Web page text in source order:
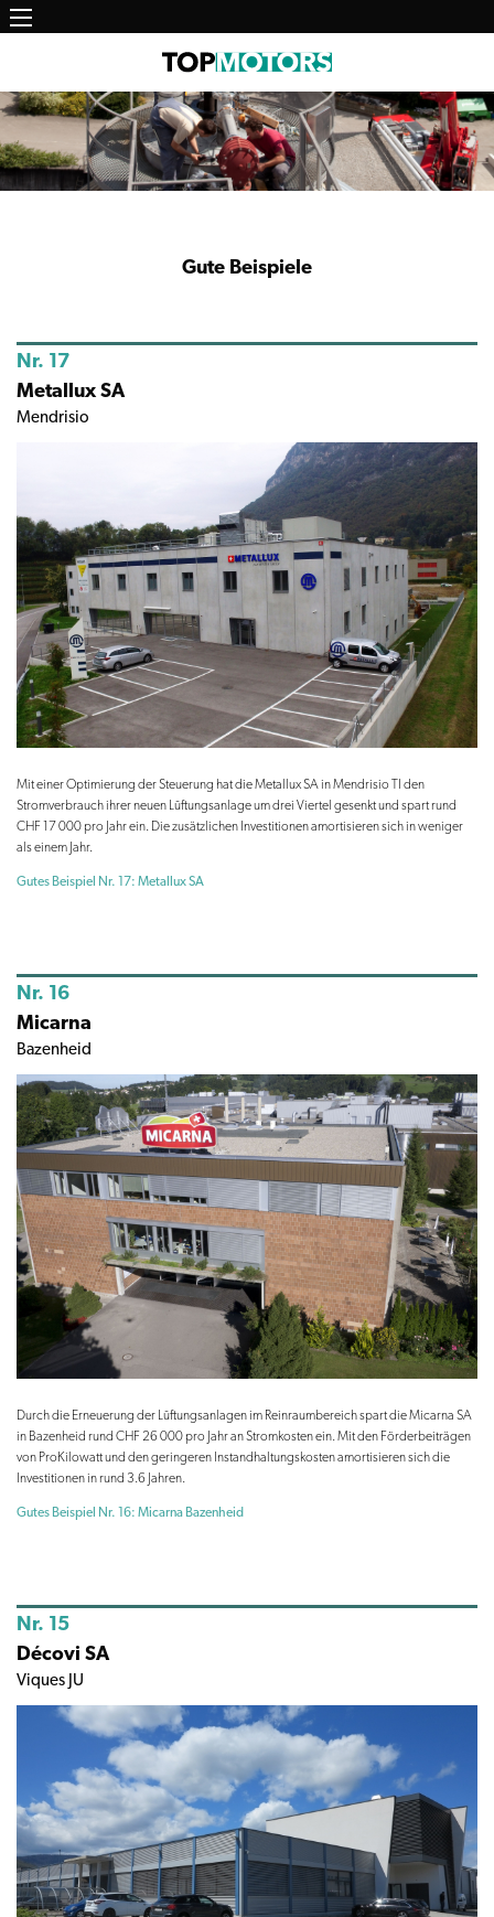
Direkt
zum
Main
navigation
Gute Beispiele
Nr. 17
Metallux SA
Mendrisio
Mit einer Optimierung der Steuerung hat die Metallux SA in Mendrisio TI den
Stromverbrauch ihrer neuen Lüftungsanlage um drei Viertel gesenkt und spart rund
CHF 17 000 pro Jahr ein. Die zusätzlichen Investitionen amortisieren sich in weniger
als einem Jahr.
Gutes Beispiel Nr. 17: Metallux SA
Nr. 16
Micarna
Bazenheid
Durch die Erneuerung der Lüftungsanlagen im Reinraumbereich spart die Micarna SA
in Bazenheid rund CHF 26 000 pro Jahr an Stromkosten ein. Mit den Förderbeiträgen
von ProKilowatt und den geringeren Instandhaltungskosten amortisieren sich die
Investitionen in rund 3.6 Jahren.
Gutes Beispiel Nr. 16: Micarna Bazenheid
Nr. 15
Décovi SA
Viques JU